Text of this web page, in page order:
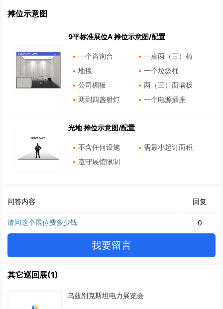
摊位示意图
9平标准展位A 摊位示意图/配置
一个咨询台
一桌两（三）椅
地毯
一个垃圾桶
公司楣板
两（三）面墙板
两到四盏射灯
一个电源插座
光地 摊位示意图/配置
不含任何设施
需最小起订面积
遵守展馆限制
问答内容 回复
请问这个展位费多少钱 0
我要留言
其它巡回展(1)
乌兹别克斯坦电力展览会